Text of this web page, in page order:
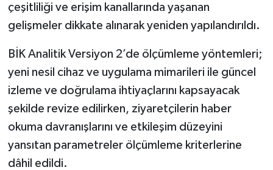
çeşitliliği ve erişim kanallarında yaşanan
gelişmeler dikkate alınarak yeniden yapılandırıldı.
BİK Analitik Versiyon 2’de ölçümleme yöntemleri;
yeni nesil cihaz ve uygulama mimarileri ile güncel
izleme ve doğrulama ihtiyaçlarını kapsayacak
şekilde revize edilirken, ziyaretçilerin haber
okuma davranışlarını ve etkileşim düzeyini
yansıtan parametreler ölçümleme kriterlerine
dâhil edildi.